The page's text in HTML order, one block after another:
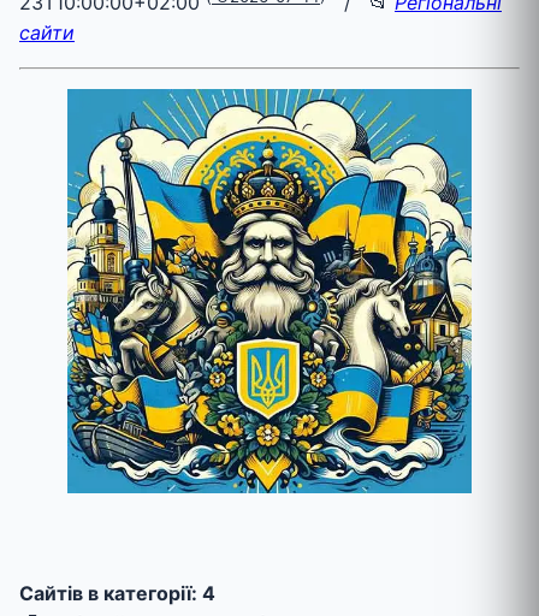
сайти
Cайтів в категорії: 4